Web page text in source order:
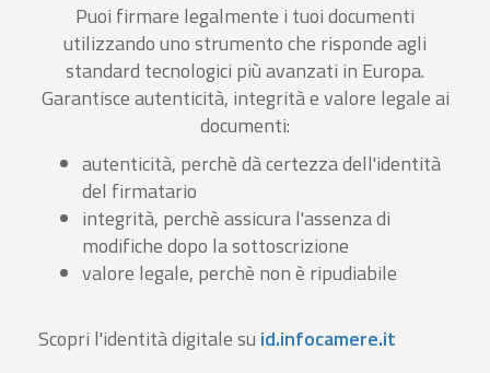
Puoi firmare legalmente i tuoi documenti
utilizzando uno strumento che risponde agli
standard tecnologici più avanzati in Europa.
Garantisce autenticità, integrità e valore legale ai
documenti:
autenticità, perchè dà certezza dell'identità
del firmatario
integrità, perchè assicura l'assenza di
modifiche dopo la sottoscrizione
valore legale, perchè non è ripudiabile
Scopri l'identità digitale su id.infocamere.it